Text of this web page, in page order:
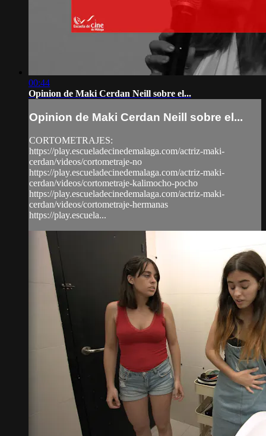
00:44
Opinion de Maki Cerdan Neill sobre el...
Opinion de Maki Cerdan Neill sobre el...
CORTOMETRAJES:
https://play.escueladecinedemalaga.com/actriz-maki-
cerdan/videos/cortometraje-no
https://play.escueladecinedemalaga.com/actriz-maki-
cerdan/videos/cortometraje-kalimocho-pocho
https://play.escueladecinedemalaga.com/actriz-maki-
cerdan/videos/cortometraje-hermanas
https://play.escuela...